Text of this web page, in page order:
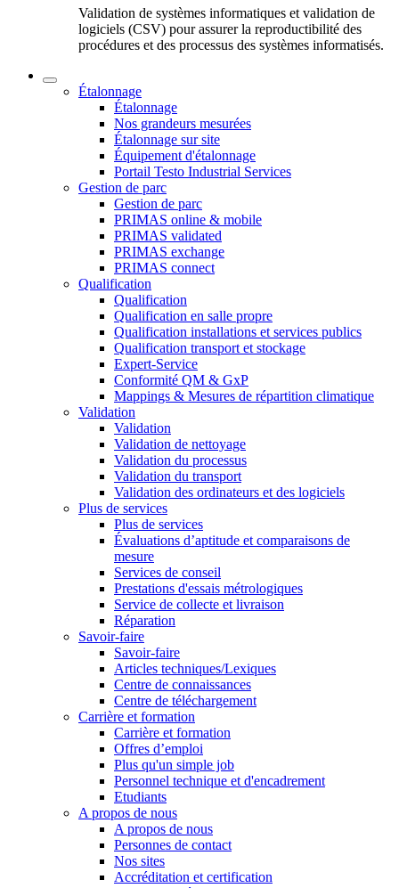
Validation de systèmes informatiques et validation de
logiciels (CSV) pour assurer la reproductibilité des
procédures et des processus des systèmes informatisés.
Étalonnage
Étalonnage
Nos grandeurs mesurées
Étalonnage sur site
Équipement d'étalonnage
Portail Testo Industrial Services
Gestion de parc
Gestion de parc
PRIMAS online & mobile
PRIMAS validated
PRIMAS exchange
PRIMAS connect
Qualification
Qualification
Qualification en salle propre
Qualification installations et services publics
Qualification transport et stockage
Expert-Service
Conformité QM & GxP
Mappings & Mesures de répartition climatique
Validation
Validation
Validation de nettoyage
Validation du processus
Validation du transport
Validation des ordinateurs et des logiciels
Plus de services
Plus de services
Évaluations d’aptitude et comparaisons de
mesure
Services de conseil
Prestations d'essais métrologiques
Service de collecte et livraison
Réparation
Savoir-faire
Savoir-faire
Articles techniques/Lexiques
Centre de connaissances
Centre de téléchargement
Carrière et formation
Carrière et formation
Offres d’emploi
Plus qu'un simple job
Personnel technique et d'encadrement
Etudiants
A propos de nous
A propos de nous
Personnes de contact
Nos sites
Accréditation et certification